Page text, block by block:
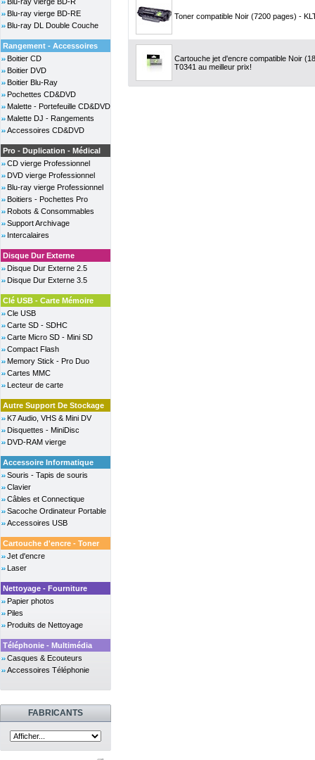
Blu-ray vierge BD-RE
Blu-ray DL Double Couche
Rangement - Accessoires
Boitier CD
Boitier DVD
Boitier Blu-Ray
Pochettes CD&DVD
Malette - Portefeuille CD&DVD
Malette DJ - Rangements
Accessoires CD&DVD
Pro - Duplication - Médical
CD vierge Professionnel
DVD vierge Professionnel
Blu-ray vierge Professionnel
Boitiers - Pochettes Pro
Robots & Consommables
Support Archivage
Intercalaires
Disque Dur Externe
Disque Dur Externe 2.5
Disque Dur Externe 3.5
Clé USB - Carte Mémoire
Cle USB
Carte SD - SDHC
Carte Micro SD - Mini SD
Compact Flash
Memory Stick - Pro Duo
Cartes MMC
Lecteur de carte
Autre Support De Stockage
K7 Audio, VHS & Mini DV
Disquettes - MiniDisc
DVD-RAM vierge
Accessoire Informatique
Souris - Tapis de souris
Clavier
Câbles et Connectique
Sacoche Ordinateur Portable
Accessoires USB
Cartouche d'encre - Toner
Jet d'encre
Laser
Nettoyage - Fourniture
Papier photos
Piles
Produits de Nettoyage
Téléphonie - Multimédia
Casques & Ecouteurs
Accessoires Téléphonie
FABRICANTS
Toner compatible Noir (7200 pages) -
Cartouche jet d'encre compatible Noir
T0341 au meilleur prix!